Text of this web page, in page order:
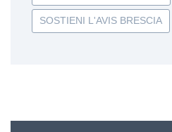
SOSTIENI L'AVIS BRESCIA